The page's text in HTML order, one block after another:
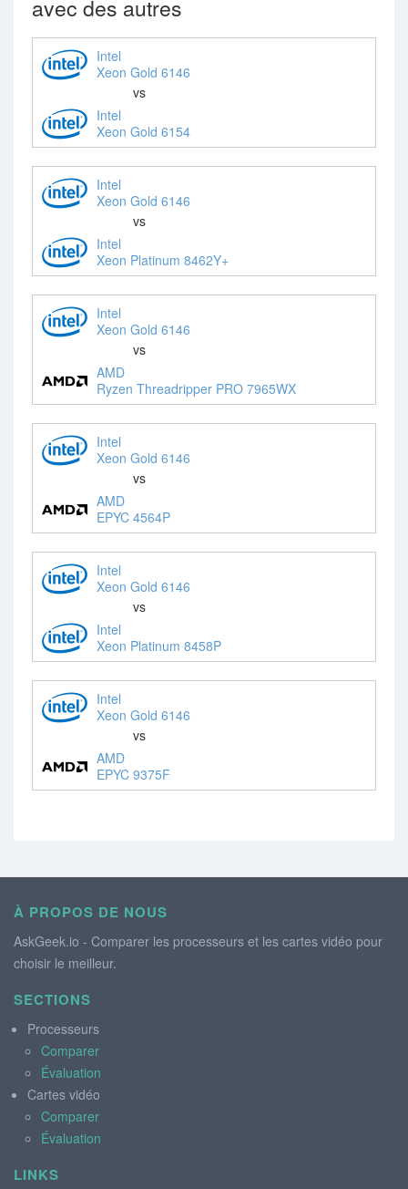
avec des autres
Intel
Xeon Gold 6146
vs
Intel
Xeon Gold 6154
Intel
Xeon Gold 6146
vs
Intel
Xeon Platinum 8462Y+
Intel
Xeon Gold 6146
vs
AMD
Ryzen Threadripper PRO 7965WX
Intel
Xeon Gold 6146
vs
AMD
EPYC 4564P
Intel
Xeon Gold 6146
vs
Intel
Xeon Platinum 8458P
Intel
Xeon Gold 6146
vs
AMD
EPYC 9375F
À PROPOS DE NOUS
AskGeek.io - Comparer les processeurs et les cartes vidéo pour
choisir le meilleur.
SECTIONS
Processeurs
Comparer
Évaluation
Cartes vidéo
Comparer
Évaluation
LINKS